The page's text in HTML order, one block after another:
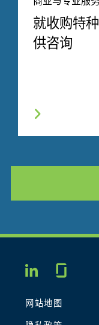
就收购特
供咨询
网站地图